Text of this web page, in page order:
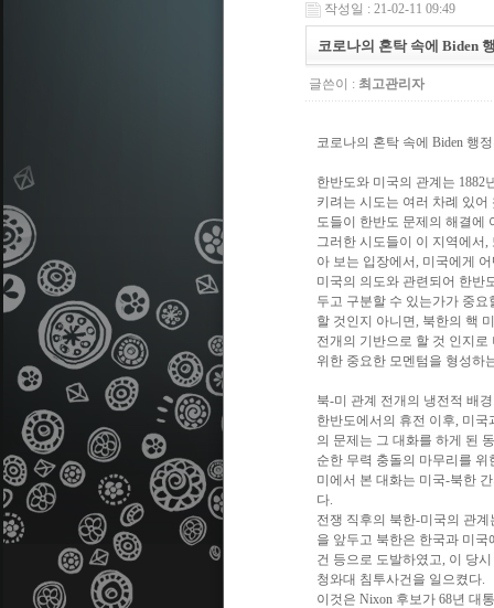
작성일 : 21-02-11 09:49
코로나의 혼탁 속에 Biden
글쓴이 : 최고관리자
코로나의 혼탁 속에 Biden 행
한반도와 미국의 관계는 1882
키려는 시도는 여러 차례 있
도들이 한반도 문제의 해결에
그러한 시도들이 이 지역에서
아 보는 입장에서, 미국에게
미국의 의도와 관련되어 한반
두고 구분할 수 있는가가 중
할 것인지 아니면, 북한의 핵
전개의 기반으로 할 것 인지
위한 중요한 모멘텀을 형성하
북-미 관계 전개의 냉전적 배경
한반도에서의 휴전 이후, 미
의 문제는 그 대화를 하게 된
순한 무력 충돌의 마무리를
미에서 본 대화는 미국-북한
다.
전쟁 직후의 북한-미국의 관
을 앞두고 북한은 한국과 미국
건 등으로 도발하였고, 이 당
청와대 침투사건을 일으켰다.
이것은 Nixon 후보가 68년 대